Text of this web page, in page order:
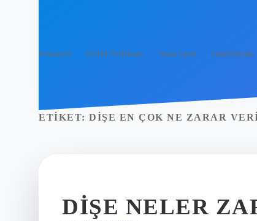
Anasayfa Gizlilik Politikası Yasal Uyarı Hakkımızda
ETIKET: DIŞE EN ÇOK NE ZARAR
DIŞE NELER